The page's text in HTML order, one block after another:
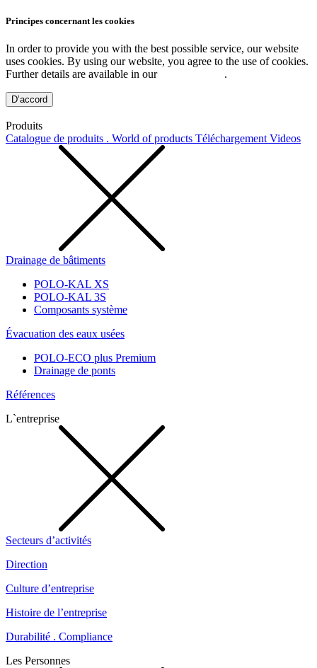
Principes concernant les cookies
In order to provide you with the best possible service, our website
uses cookies. By using our website, you agree to the use of cookies.
Further details are available in our
.
D’accord
Produits
Catalogue de produits . World of products Téléchargement Videos
Drainage de bâtiments
POLO-KAL XS
POLO-KAL 3S
Composants système
Évacuation des eaux usées
POLO-ECO plus Premium
Drainage de ponts
Références
L`entreprise
Secteurs d’activités
Direction
Culture d’entreprise
Histoire de l’entreprise
Durabilité . Compliance
Les Personnes